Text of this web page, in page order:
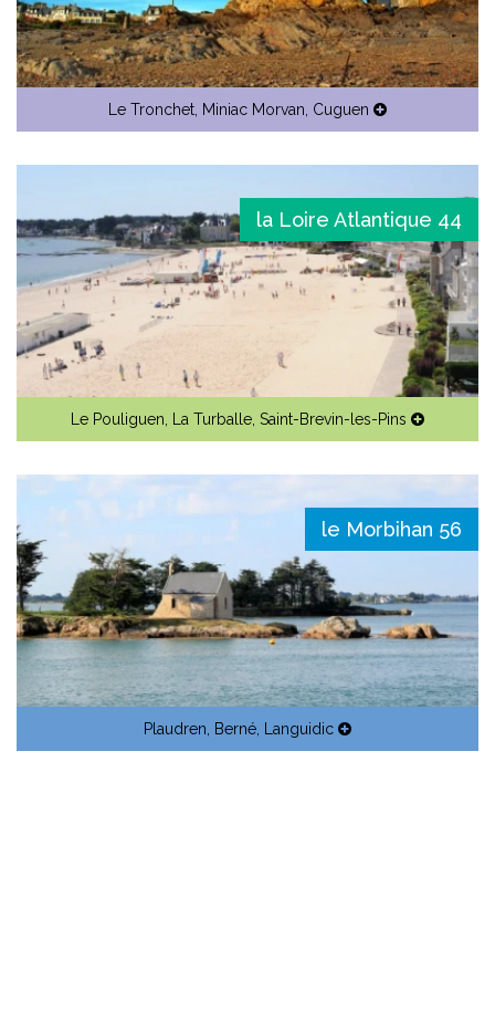
Le Tronchet, Miniac Morvan, Cuguen
la Loire Atlantique 44
Le Pouliguen, La Turballe, Saint-Brevin-les-Pins
le Morbihan 56
Plaudren, Berné, Languidic